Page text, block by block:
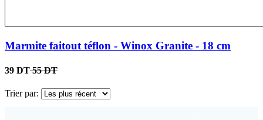
Marmite faitout téflon - Winox Granite - 18 cm
39 DT55 DT
Trier par: